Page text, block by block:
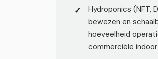
Hydroponics
bewezen en
hoeveelheid
commerciële